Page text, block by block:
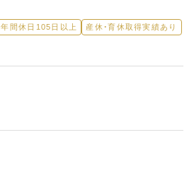
年間休日105日以上
産休・育休取得実績あり